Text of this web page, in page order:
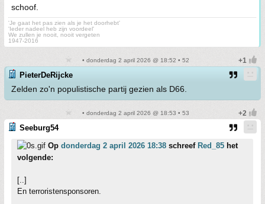
schoof.
'Je gaat het pas zien als je het doorhebt'
'Ieder nadeel heb zijn voordeel'
We zullen je nooit, nooit vergeten
1947-2016
• donderdag 2 april 2026 @ 18:52 • 52
PieterDeRijcke
Zelden zo'n populistische partij gezien als D66.
• donderdag 2 april 2026 @ 18:53 • 53
Seeburg54
Op donderdag 2 april 2026 18:38 schreef Red_85 het
volgende:
[..]
En terroristensponsoren.